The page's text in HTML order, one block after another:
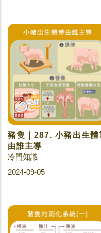
豬隻｜287. 小豬出生體
由誰主導
冷門知識
2024-09-05